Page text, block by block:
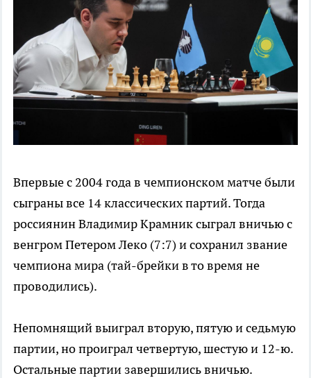
Впервые с 2004 года в чемпионском матче были
сыграны все 14 классических партий. Тогда
россиянин Владимир Крамник сыграл вничью с
венгром Петером Леко (7:7) и сохранил звание
чемпиона мира (тай-брейки в то время не
проводились).
Непомнящий выиграл вторую, пятую и седьмую
партии, но проиграл четвертую, шестую и 12-ю.
Остальные партии завершились вничью.